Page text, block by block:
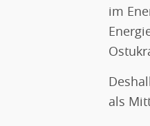
im
als